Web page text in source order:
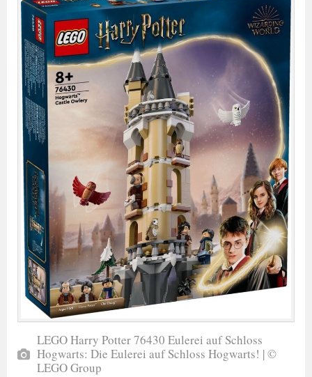
LEGO Harry Potter 76430 Eulerei auf Schloss
Hogwarts: Die Eulerei auf Schloss Hogwarts! | ©
LEGO Group